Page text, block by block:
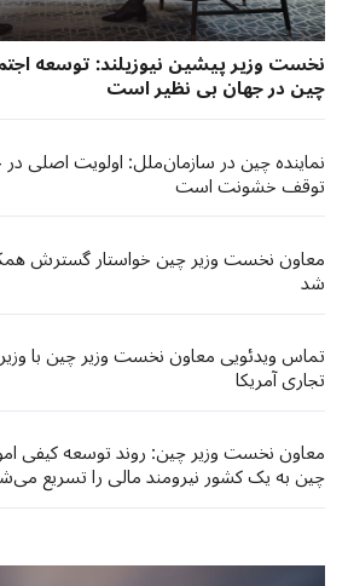
نخست وزیر پیشین نیوزیلند: توسعه
چین در جهان بی نظیر است
نماینده چین در سازمان‌ملل: اولویت اصلی
توقف خشونت است
معاون نخست وزیر چین خواستار گسترش
شد
تماس ویدئویی معاون نخست وزیر چین با وزیر
تجاری آمریکا
معاون نخست وزیر چین: روند توسعه کیفی
چین به یک کشور نیرومند مالی را تسریع